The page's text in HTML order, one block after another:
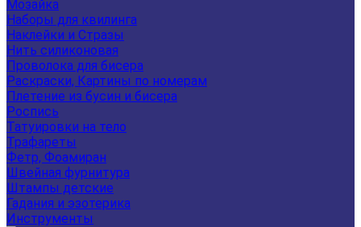
Мозайка
Наборы для квилинга
Наклейки и Стразы
Нить силиконовая
Проволока для бисера
Раскраски, Картины по номерам
Плетение из бусин и бисера
Роспись
Татуировки на тело
Трафареты
Фетр, Фоамиран
Швейная фурнитура
Штампы детские
Гадания и эзотерика
Инструменты